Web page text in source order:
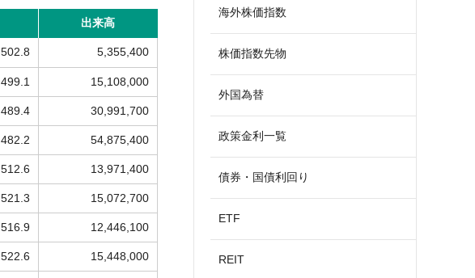
出来高
502.8 5,355,400
499.1 15,108,000
489.4 30,991,700
482.2 54,875,400
512.6 13,971,400
521.3 15,072,700
516.9 12,446,100
522.6 15,448,000
海外株価指数
株価指数先物
外国為替
政策金利一覧
債券・国債利回り
ETF
REIT